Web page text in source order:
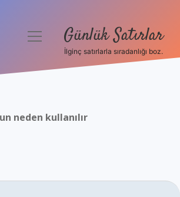
menüyü Günlük Satırlar
İlginç satırlarla sıradanlığı boz.
neden kullanılır